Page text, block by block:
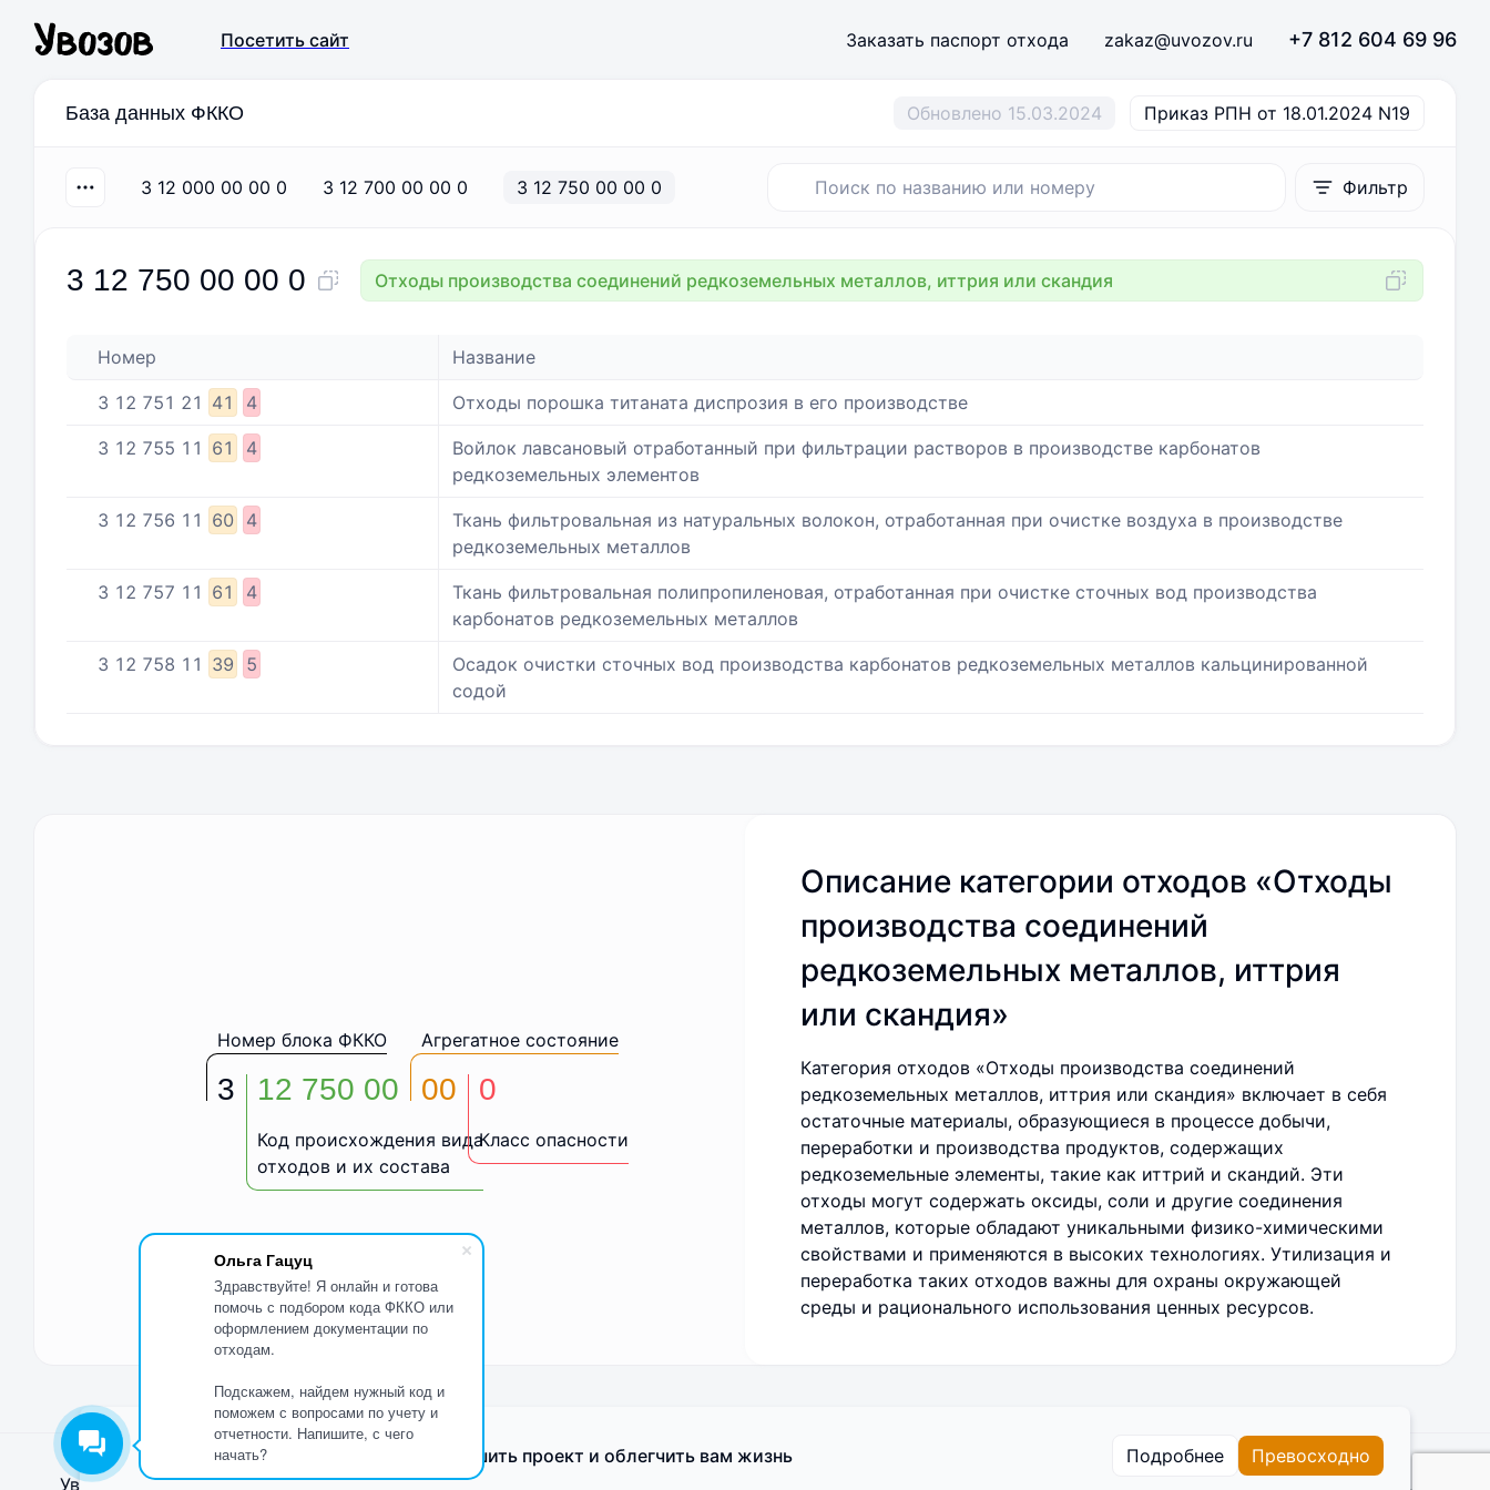
Ольга Гацуц
Здравствуйте! Я онлайн и готова
помочь с подбором кода ФККО или
оформлением документации по
отходам.
Подскажем, найдем нужный код и
поможем с вопросами по учету и
отчетности. Напишите, с чего
начать?
Посетить сайт Заказать паспорт отхода zakaz@uvozov.ru +7 812 604 69 96
База данных ФККО Обновлено 15.03.2024 Приказ РПН от 18.01.2024 N19
3 12 000 00 00 0 3 12 700 00 00 0 3 12 750 00 00 0 Фильтр
3 12 750 00 00 0 Отходы производства соединений редкоземельных металлов, иттрия или скандия
Номер Название
3 12 751 21 41 4 Отходы порошка титаната диспрозия в его производстве
3 12 755 11 61 4
Войлок лавсановый отработанный при фильтрации растворов в производстве карбонатов
редкоземельных элементов
3 12 756 11 60 4
Ткань фильтровальная из натуральных волокон, отработанная при очистке воздуха в производстве
редкоземельных металлов
3 12 757 11 61 4
Ткань фильтровальная полипропиленовая, отработанная при очистке сточных вод производства
карбонатов редкоземельных металлов
3 12 758 11 39 5
Осадок очистки сточных вод производства карбонатов редкоземельных металлов кальцинированной
содой
3
Номер блока ФККО
Код происхождения вида
отходов и их состава
12 750 00
Агрегатное состояние
00
Класс опасности
0
Описание категории отходов «Отходы
производства соединений
редкоземельных металлов, иттрия
или скандия»
Категория отходов «Отходы производства соединений
редкоземельных металлов, иттрия или скандия» включает в себя
остаточные материалы, образующиеся в процессе добычи,
переработки и производства продуктов, содержащих
редкоземельные элементы, такие как иттрий и скандий. Эти
отходы могут содержать оксиды, соли и другие соединения
металлов, которые обладают уникальными физико-химическими
свойствами и применяются в высоких технологиях. Утилизация и
переработка таких отходов важны для охраны окружающей
среды и рационального использования ценных ресурсов.
Увозов 2026 Пользовательское соглашение
Мы используем Cookie, чтобы улучшить проект и облегчить вам жизнь Подробнее Превосходно